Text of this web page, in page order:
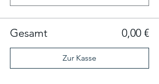
Gesamt 0,00 €
Zur Kasse